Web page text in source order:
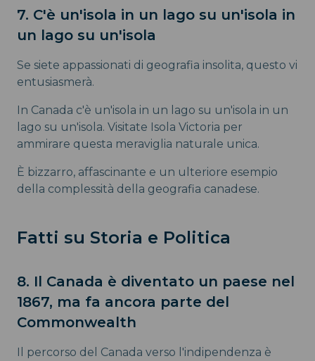
7. C'è un'isola in un lago su un'isola in
un lago su un'isola
Se siete appassionati di geografia insolita, questo vi
entusiasmerà.
In Canada c'è un'isola in un lago su un'isola in un
lago su un'isola. Visitate Isola Victoria per
ammirare questa meraviglia naturale unica.
È bizzarro, affascinante e un ulteriore esempio
della complessità della geografia canadese.
Fatti su Storia e Politica
8. Il Canada è diventato un paese nel
1867, ma fa ancora parte del
Commonwealth
Il percorso del Canada verso l'indipendenza è